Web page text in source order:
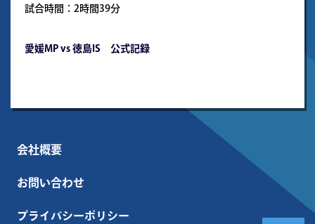
試合時間：2時間39分
愛媛MP vs 徳島IS 公式記録
会社概要
お問い合わせ
プライバシーポリシー